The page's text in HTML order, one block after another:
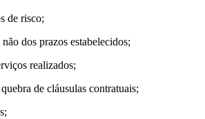
de risco;
dos prazos estabelecidos;
realizados;
de cláusulas contratuais;